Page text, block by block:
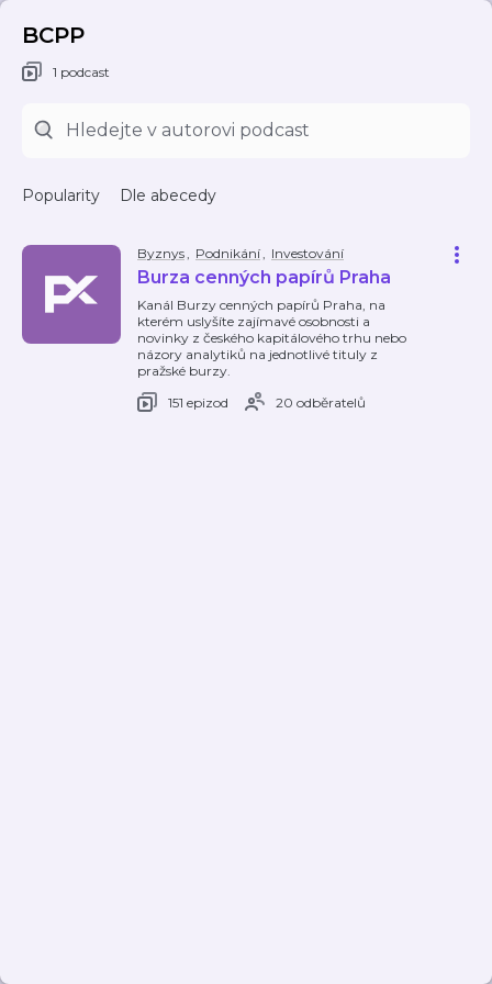
BCPP
1 podcast
Popularity Dle abecedy
Byznys, Podnikání, Investování
Burza cenných papírů Praha
Kanál Burzy cenných papírů Praha, na
kterém uslyšíte zajímavé osobnosti a
novinky z českého kapitálového trhu nebo
názory analytiků na jednotlivé tituly z
pražské burzy.
151 epizod
20 odběratelů